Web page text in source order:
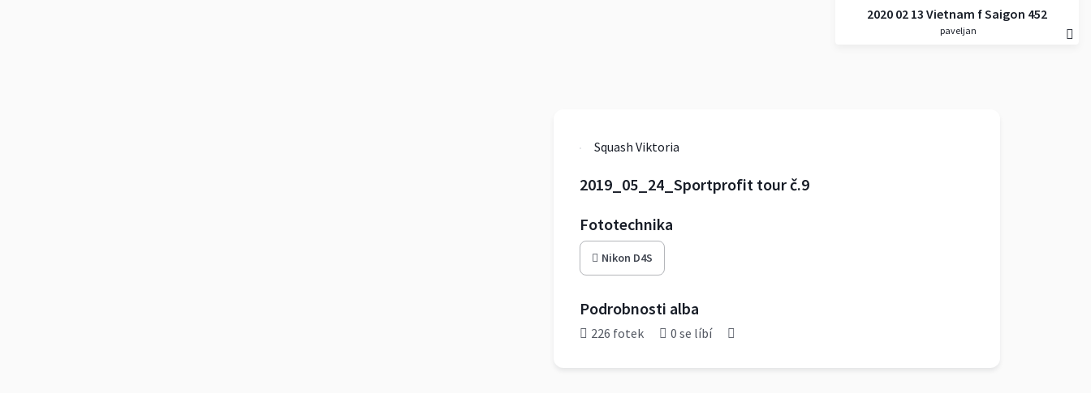
2020 02 13 Vietnam f Saigon 452
paveljan
Squash Viktoria
2019_05_24_Sportprofit tour č.9
Fototechnika
Nikon D4S
Podrobnosti alba
226 fotek 0 se líbí